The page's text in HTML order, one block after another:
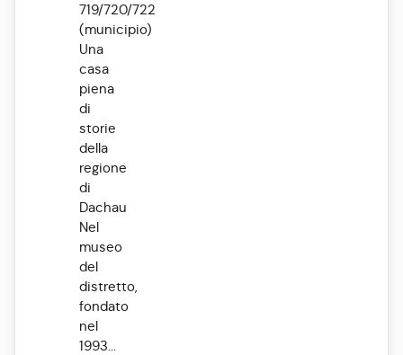
719/720/722
(municipio)
Una
casa
piena
di
storie
della
regione
di
Dachau
Nel
museo
del
distretto,
fondato
nel
1993...